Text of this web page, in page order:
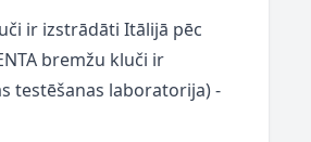
ir izstrādāti Itālijā pēc
bremžu kluči ir
testēšanas laboratorija) -